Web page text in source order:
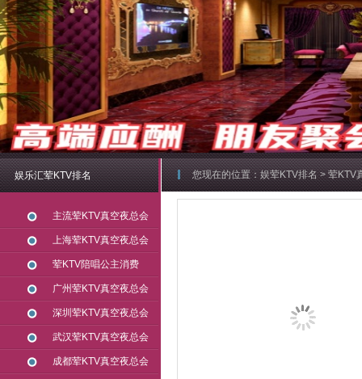
娱乐汇荤KTV排名
主流荤KTV真空夜总会
上海荤KTV真空夜总会
荤KTV陪唱公主消费
广州荤KTV真空夜总会
深圳荤KTV真空夜总会
武汉荤KTV真空夜总会
成都荤KTV真空夜总会
您现在的位置：娱荤KTV排名>荤KTV